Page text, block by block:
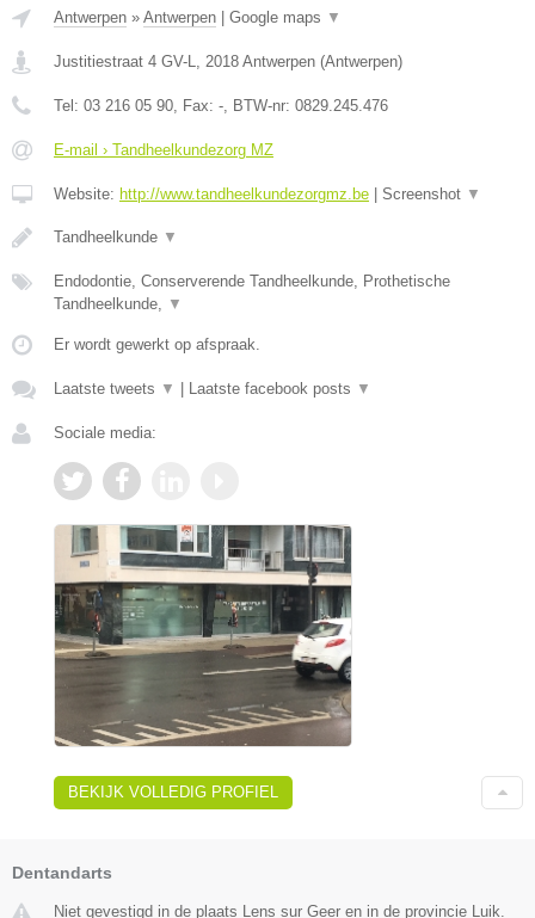
Antwerpen » Antwerpen Google maps ▼
Justitiestraat 4 GV-L 2018 Antwerpen (Antwerpen)
Tel: 03 216 05 90 , Fax: - , BTW-nr: 0829.245.476
E-mail › Tandheelkundezorg MZ
Website: http://www.tandheelkundezorgmz.be Screenshot ▼
Tandheelkunde ▼
Endodontie, Conserverende Tandheelkunde, Prothetische
Tandheelkunde,
▼
Er wordt gewerkt op afspraak.
Laatste tweets ▼ Laatste facebook posts ▼
Sociale media:
BEKIJK VOLLEDIG PROFIEL
Dentandarts
Niet gevestigd in de plaats Lens sur Geer en in de provincie Luik.